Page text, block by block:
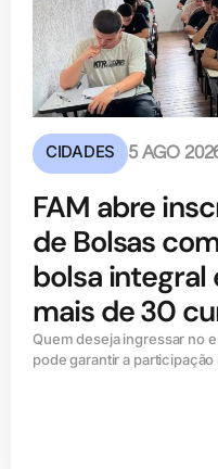
CIDADES 5 AGO
FAM abre
de Bolsas
bolsa integral
mais de 30
Quem deseja ingressar no
pode garantir a participação